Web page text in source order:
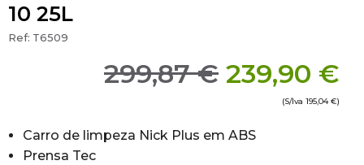
10 25L
Ref: T6509
299,87 € 239,90 €
(S/Iva 195,04 €)
Carro de limpeza Nick Plus em ABS
Prensa Tec